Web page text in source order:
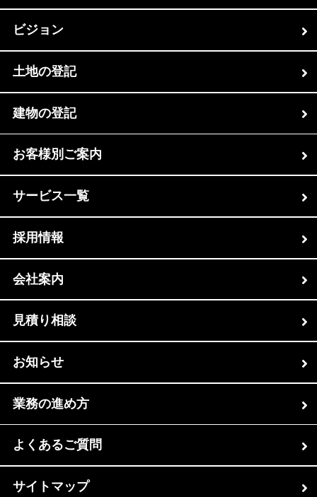
ビジョン
土地の登記
建物の登記
お客様別ご案内
サービス一覧
採用情報
会社案内
見積り相談
お知らせ
業務の進め方
よくあるご質問
サイトマップ